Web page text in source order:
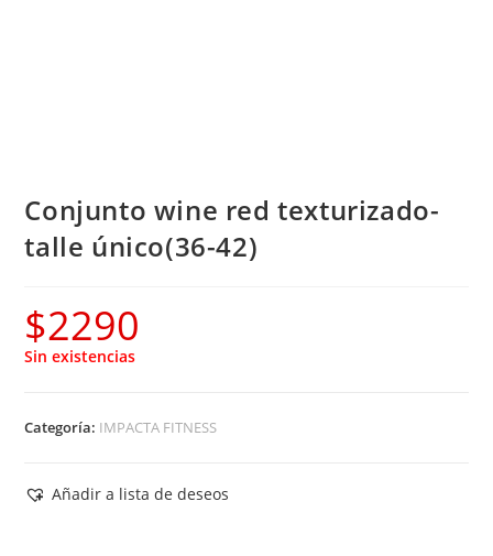
Conjunto wine red texturizado-
talle único(36-42)
$2290
Sin existencias
Categoría: IMPACTA FITNESS
Añadir a lista de deseos